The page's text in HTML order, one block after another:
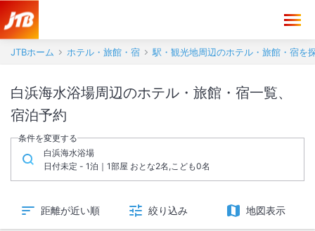
JTBホーム ホテル・旅館・宿 駅・観光地周辺のホテル・旅館・宿を
白浜海水浴場周辺のホテル・旅館・宿一覧、
宿泊予約
条件を変更する
白浜海水浴場
日付未定 - 1泊｜1部屋 おとな2名,こども0名
距離が近い順 絞り込み 地図表示